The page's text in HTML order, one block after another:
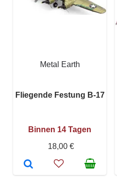
Metal Earth
Fliegende Festung B-17
Binnen 14 Tagen
18,00 €